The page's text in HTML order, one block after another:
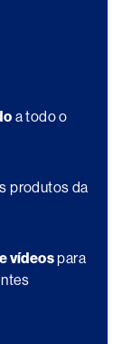
a todo o
produtos da
vídeospara